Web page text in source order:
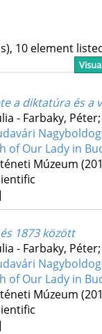
10 element
a diktatúra és a
- Farbaky,
of Our Lady in
Múzeum
1873 között
- Farbaky,
of Our Lady in
Múzeum